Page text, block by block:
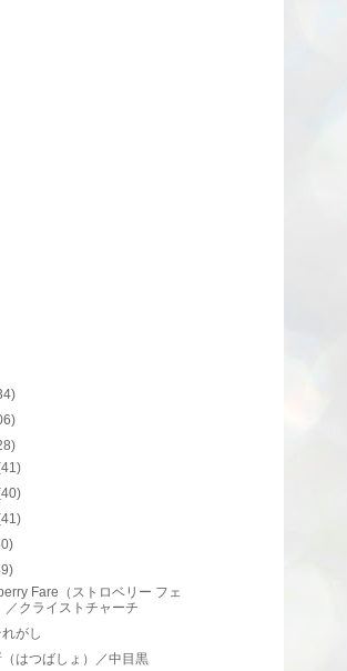
Fare（ストロベリー フェ
／クライストチャーチ
がし
はつばしょ）／中目黒